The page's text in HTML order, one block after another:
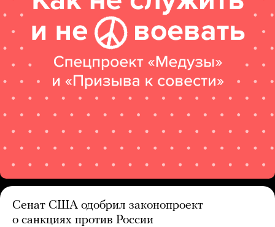
Сенат США одобрил законопроект
о санкциях против России